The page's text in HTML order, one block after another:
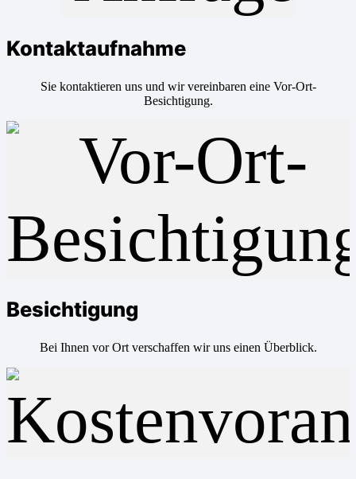
Kontaktaufnahme
Sie kontaktieren uns und wir vereinbaren eine Vor-Ort-
Besichtigung.
Besichtigung
Bei Ihnen vor Ort verschaffen wir uns einen Überblick.